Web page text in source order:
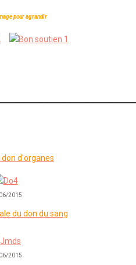
pour agrandir
d'organes
2015
du don du sang
2015